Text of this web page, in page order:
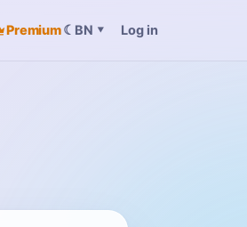
Premium☾ BN ▾ Log in